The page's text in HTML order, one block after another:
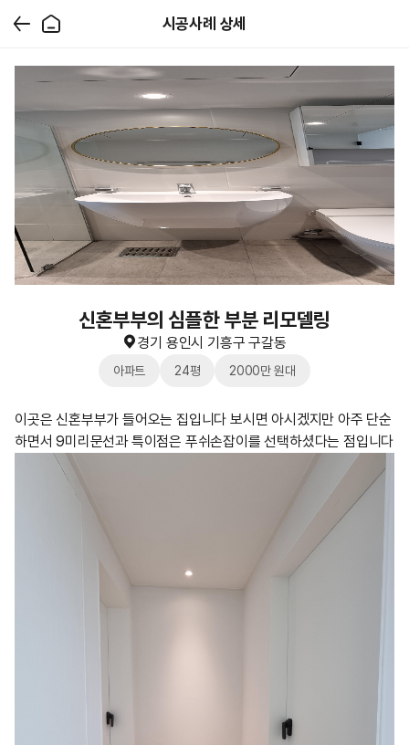
시공사례 상세
신혼부부의 심플한 부분 리모델링
경기 용인시 기흥구 구갈동
아파트 24평 2000만 원대
이곳은 신혼부부가 들어오는 집입니다 보시면 아시겠지만 아주 단순
하면서 9미리문선과 특이점은 푸쉬손잡이를 선택하셨다는 점입니다